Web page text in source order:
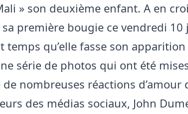
» son deuxième enfant. A en
première bougie ce vendredi
temps qu’elle fasse son
série de photos qui ont été
de nombreuses réactions d’amour
des médias sociaux, John